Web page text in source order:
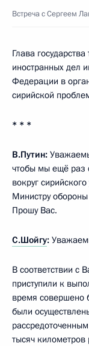
Встреча с Сергеем
Глава
иностранных дел
Федерации в
сирийской
* * *
В.Путин:
чтобы мы ещё раз
вокруг
Министру обороны
Прошу Вас.
С.Шойгу:
В соответствии с
приступили к
время совершено
были
тысяч